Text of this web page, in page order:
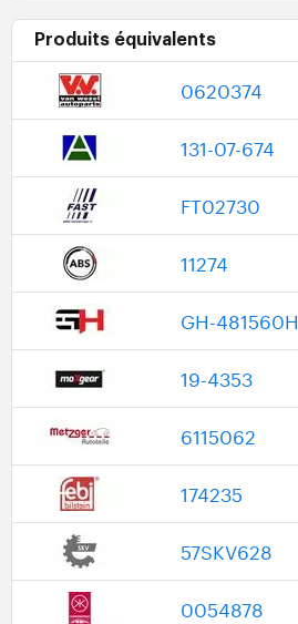
Produits équivalents
0620374
131-07-674
FT02730
11274
GH-481560H
19-4353
6115062
174235
57SKV628
0054878